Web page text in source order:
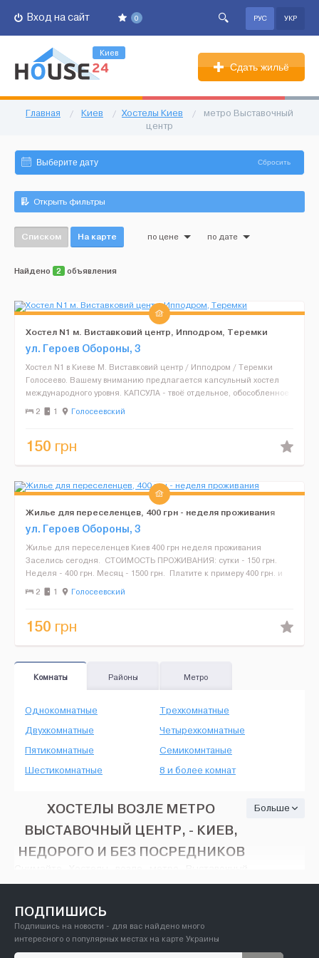
0
Вход на сайт РУС УКР
Киев
Сдать жильё
Главная / Киев / Хостелы Киев /
метро Выставочный
центр
Сбросить
Открыть фильтры
Списком На карте по цене по дате
Найдено 2 объявления
Хостел N1 м. Виставковий центр, Ипподром, Теремки
ул. Героев Обороны, 3
Хостел N1 в Киеве М. Виставковий центр / Ипподром / Теремки
Голосеево. Вашему вниманию предлагается капсульный хостел
международного уровня. КАПСУЛА - твоё отдельное, обособленное
пространство, словно ОТДЕЛЬНАЯ КОМНАТА, ...
2 1 Голосеевский
150 грн
Жилье для переселенцев, 400 грн - неделя проживания
ул. Героев Обороны, 3
Жилье для переселенцев Киев 400 грн неделя проживания
Заселись сегодня. СТОИМОСТЬ ПРОЖИВАНИЯ: сутки - 150 грн.
Неделя - 400 грн. Месяц - 1500 грн. Платите к примеру 400 грн. и
живете спокойно целую неделю. В н...
2 1 Голосеевский
150 грн
Комнаты Районы Метро
Однокомнатные
Двухкомнатные
Трехкомнатные
Четырехкомнатные
Пятикомнатные
Шестикомнатные
Семикомнтаные
8 и более комнат
ХОСТЕЛЫ ВОЗЛЕ МЕТРО
ВЫСТАВОЧНЫЙ ЦЕНТР, - КИЕВ,
НЕДОРОГО И БЕЗ ПОСРЕДНИКОВ
центр - Киев, на HOUSE24, недорого и без
различные объявления об аренде с широким
разнообразием цен - от минимального ремонта
до современного VIP дизайна, количество
предлагаемых вариантов вас порадует. На
Больше
ПОДПИШИСЬ
Подпишись на новости - для вас найдено много
интересного о популярных местах на карте Украины